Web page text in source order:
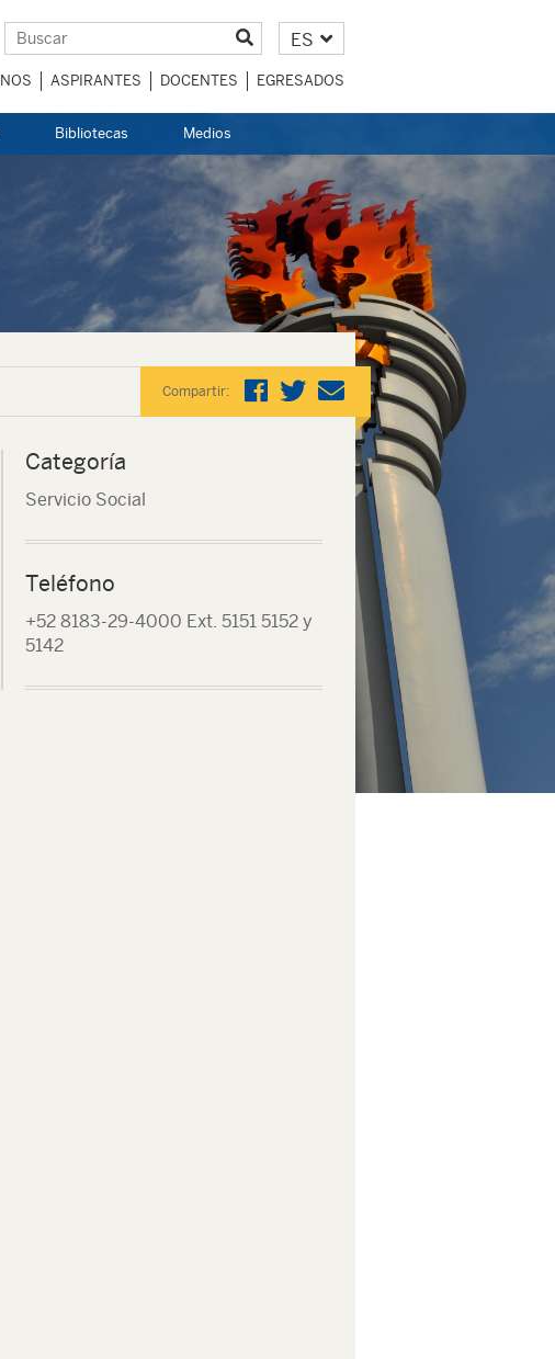
ES
ASPIRANTES DOCENTES EGRESADOS
Bibliotecas Medios
Compartir:
Categoría
Servicio Social
Teléfono
+52 8183-29-4000 Ext. 5151 5152 y
5142